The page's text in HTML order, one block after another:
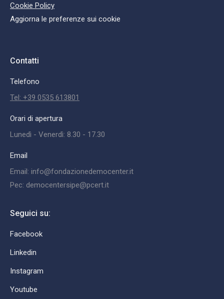
Cookie Policy
Aggiorna le preferenze sui cookie
Contatti
Telefono
Tel: +39 0535 613801
Orari di apertura
Lunedì - Venerdì: 8.30 - 17.30
Email
Email: info@fondazionedemocenter.it
Pec: democentersipe@pcert.it
Seguici su:
Facebook
Linkedin
Instagram
Youtube